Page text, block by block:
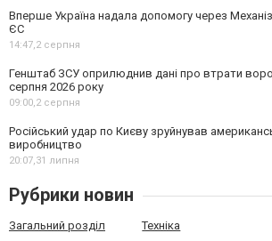
Вперше Україна надала допомогу через
ЄС
14:47,2 серпня
Генштаб ЗСУ оприлюднив дані про втрати
серпня 2026 року
09:00,2 серпня
Російський удар по Києву зруйнував
виробництво
20:07,31 липня
Рубрики новин
Загальний розділ Техніка